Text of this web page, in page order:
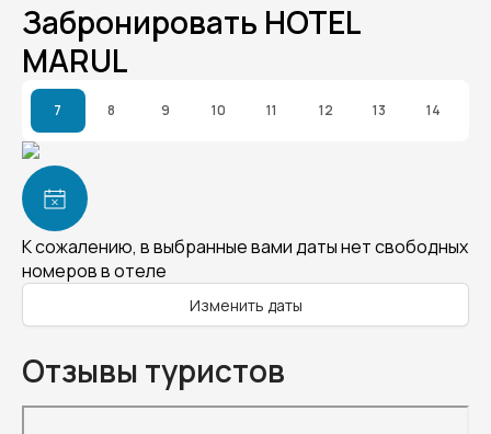
Забронировать HOTEL
MARUL
7 8 9 10 11 12 13 14
К сожалению, в выбранные вами даты нет свободных
номеров в отеле
Изменить даты
Отзывы туристов